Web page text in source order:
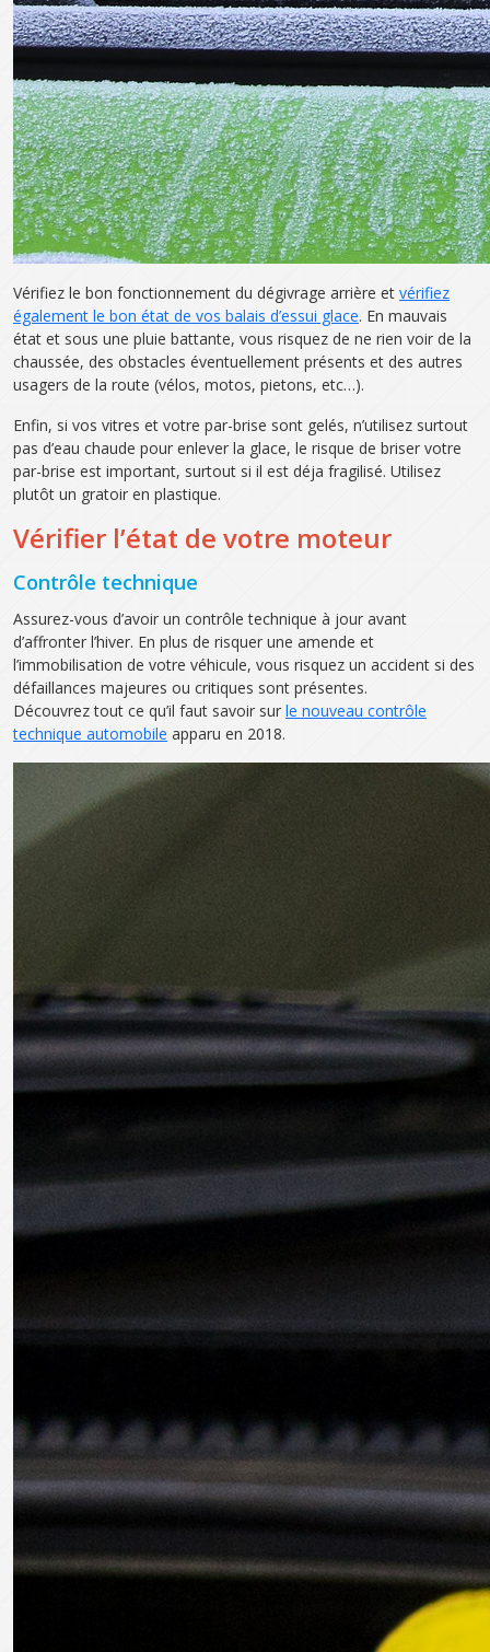
Vérifiez le bon fonctionnement du dégivrage arrière et vérifiez
également le bon état de vos balais d’essui glace. En mauvais
état et sous une pluie battante, vous risquez de ne rien voir de la
chaussée, des obstacles éventuellement présents et des autres
usagers de la route (vélos, motos, pietons, etc…).
Enfin, si vos vitres et votre par-brise sont gelés, n’utilisez surtout
pas d’eau chaude pour enlever la glace, le risque de briser votre
par-brise est important, surtout si il est déja fragilisé. Utilisez
plutôt un gratoir en plastique.
Vérifier l’état de votre moteur
Contrôle technique
Assurez-vous d’avoir un contrôle technique à jour avant
d’affronter l’hiver. En plus de risquer une amende et
l’immobilisation de votre véhicule, vous risquez un accident si des
défaillances majeures ou critiques sont présentes.
Découvrez tout ce qu’il faut savoir sur le nouveau contrôle
technique automobile apparu en 2018.